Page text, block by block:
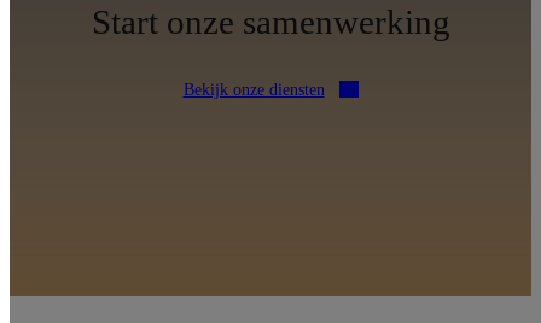
Start onze samenwerking
Bekijk onze diensten